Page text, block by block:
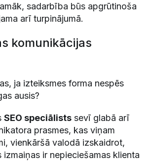
sadarbība būs apgrūtinoša
arī turpinājumā.
komunikācijas
ja izteiksmes forma nespēs
ausis?
SEO speciālists sevī glabā arī
prasmes, kas viņam
vienkāršā valodā izskaidrot,
izmaiņas ir nepieciešamas klienta